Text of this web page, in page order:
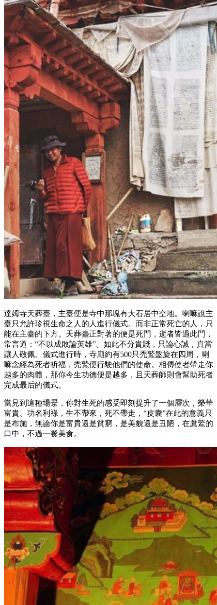
達姆寺天葬臺，主臺便是寺中那塊有大石居中空地。喇嘛說主
臺只允許珍視生命之人的人進行儀式。而非正常死亡的人，只
能在主臺的下方。天葬臺正對著的便是死門，逝者皆過此門，
常言道：“不以成敗論英雄”。如此不分貴賤，只論心誠，真當
讓人敬佩。儀式進行時，寺廟約有500只禿鷲盤旋在四周，喇
嘛念經為死者祈福，禿鷲便行駛他們的使命。相傳使者帶走你
越多的肉體，那你今生功德便是越多，且天葬師則會幫助死者
完成最后的儀式。
當見到這種場景，你對生死的感受即刻提升了一個層次，榮華
富貴、功名利祿，生不帶來，死不帶走，“皮囊”在此的意義只
是布施，無論你是富貴還是貧窮，是美貌還是丑陋，在鷹鷲的
口中，不過一餐美食。